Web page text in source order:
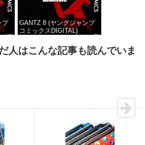
プ
GANTZ 8 (ヤングジャンプ
コミックスDIGITAL)
価格：¥100
人はこんな記事も読んでいま